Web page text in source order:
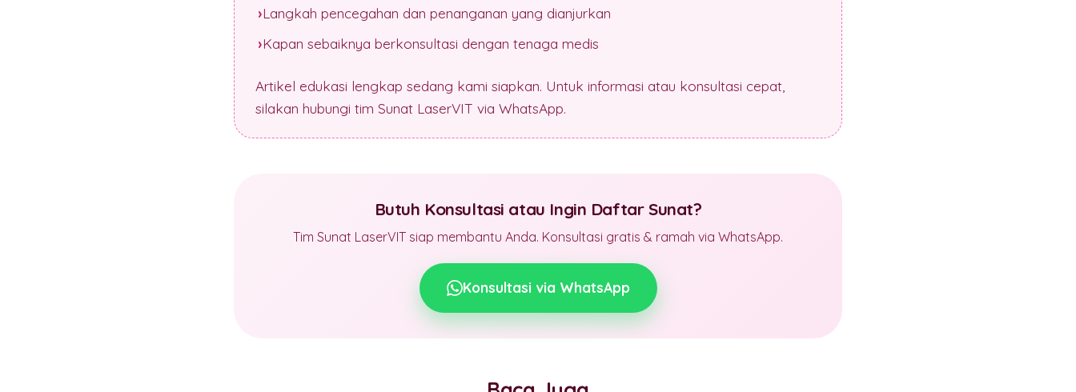
Langkah pencegahan dan penanganan yang dianjurkan
Kapan sebaiknya berkonsultasi dengan tenaga medis
Artikel edukasi lengkap sedang kami siapkan. Untuk informasi atau konsultasi cepat,
silakan hubungi tim Sunat LaserVIT via WhatsApp.
Butuh Konsultasi atau Ingin Daftar Sunat?
Tim Sunat LaserVIT siap membantu Anda. Konsultasi gratis & ramah via WhatsApp.
Konsultasi via WhatsApp